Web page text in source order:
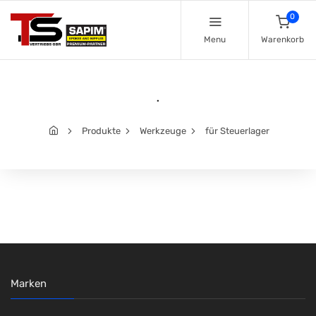
Menu
0
Warenkorb
.
Produkte Werkzeuge für Steuerlager
Marken